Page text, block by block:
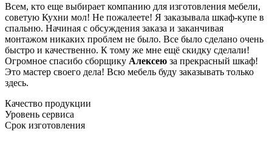
Всем, кто еще выбирает компанию для изготовления мебели,
советую Кухни мол! Не пожалеете! Я заказывала шкаф-купе в
спальню. Начиная с обсуждения заказа и заканчивая
монтажом никаких проблем не было. Все было сделано очень
быстро и качественно. К тому же мне ещё скидку сделали!
Огромное спасибо сборщику Алексею за прекрасный шкаф!
Это мастер своего дела! Всю мебель буду заказывать только
здесь.
Качество продукции
Уровень сервиса
Срок изготовления